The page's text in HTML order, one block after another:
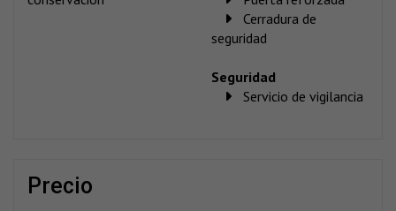
Cerradura de
seguridad
Seguridad
Servicio de vigilancia
precio